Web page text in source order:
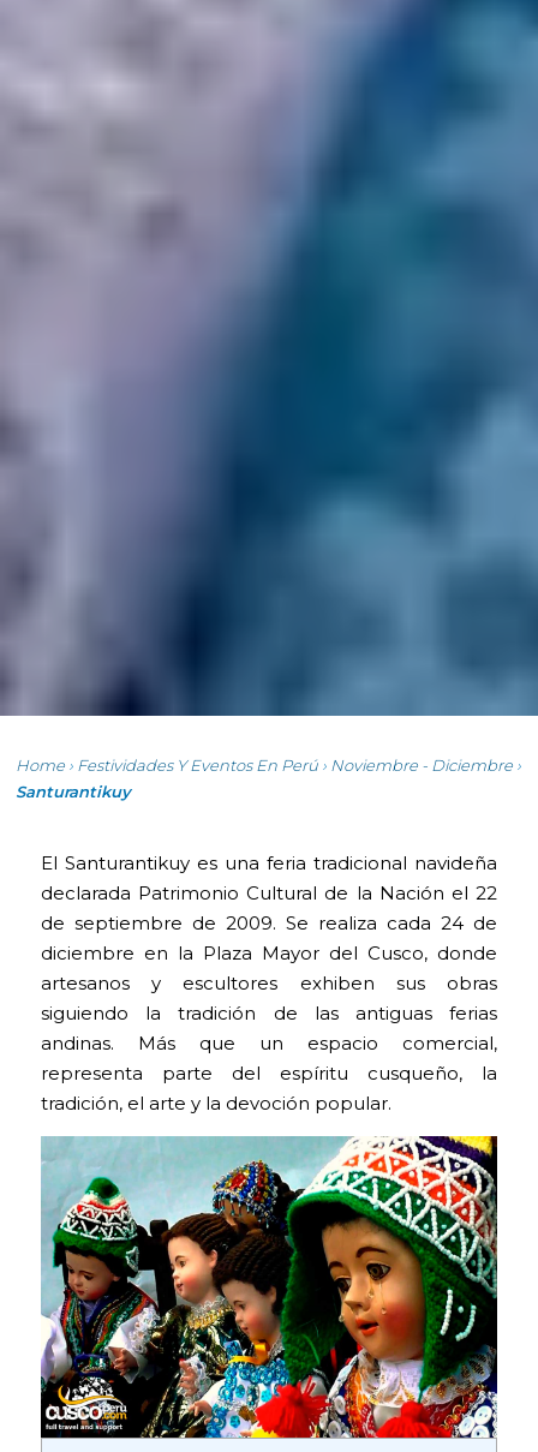
Home › Festividades Y Eventos En Perú › Noviembre - Diciembre ›
Santurantikuy
El Santurantikuy es una feria tradicional navideña
declarada Patrimonio Cultural de la Nación el 22
de septiembre de 2009. Se realiza cada 24 de
diciembre en la Plaza Mayor del Cusco, donde
artesanos y escultores exhiben sus obras
siguiendo la tradición de las antiguas ferias
andinas. Más que un espacio comercial,
representa parte del espíritu cusqueño, la
tradición, el arte y la devoción popular.